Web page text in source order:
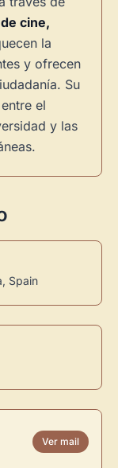
cine,
la
y ofrecen
Su
el
y las
Spain
Ver mail